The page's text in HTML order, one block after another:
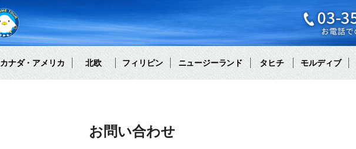
カナダ・アメリカ 北欧 フィリピン ニュージーランド タヒチ モルディブ
お問い合わせ